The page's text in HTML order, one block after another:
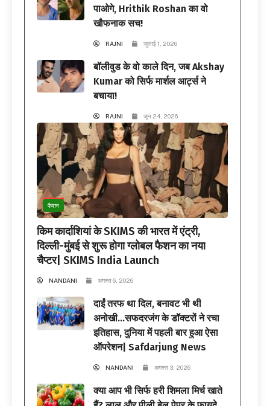
पाओगे, Hrithik Roshan का वो
खौफनाक सच!
RAJNI जुलाई 1, 2026
बॉलीवुड के वो काले दिन, जब Akshay
Kumar को सिर्फ मार्शल आर्ट्स ने
बचाया!
RAJNI जून 24, 2026
फैशन
किम कार्दाशियां के SKIMS की भारत में एंट्री,
दिल्ली-मुंबई से शुरू होगा ग्लोबल फैशन का नया
चैप्टर| SKIMS India Launch
NANDANI अगस्त 6, 2026
दाईं तरफ था दिल, बनावट भी थी
अनोखी…सफदरजंग के डॉक्टरों ने रचा
इतिहास, दुनिया में पहली बार हुआ ऐसा
ऑपरेशन| Safdarjung News
NANDANI अगस्त 3, 2026
क्या आप भी सिर्फ हरी शिमला मिर्च खाते